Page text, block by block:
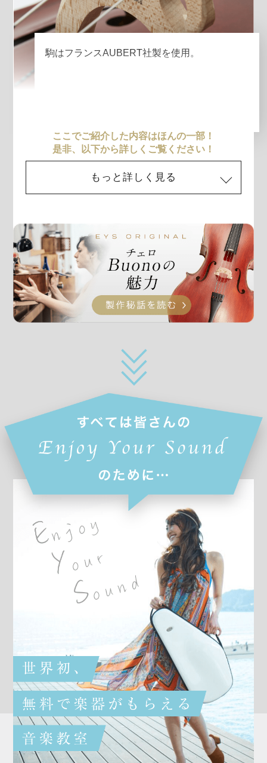
駒はフランスAUBERT社製を使用。
ここでご紹介した内容はほんの一部！
是非、以下から詳しくご覧ください！
もっと詳しく見る